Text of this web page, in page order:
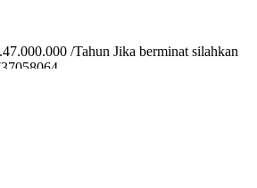
/Tahun Jika berminat silahkan
Malang (4 menit)